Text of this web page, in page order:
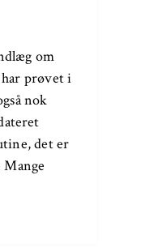
om
prøvet i
nok
det er